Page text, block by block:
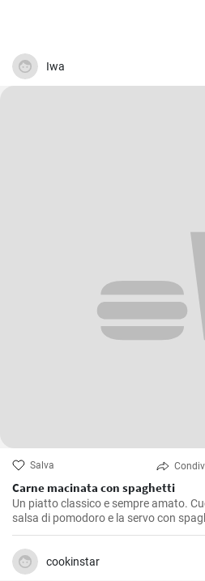
Iwa
Salva
Carne macinata con spaghetti
Un piatto classico e sempre amato.
salsa di pomodoro e la servo con
cookinstar